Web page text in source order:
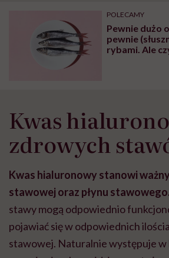
POLECAMY
Pewnie dużo
pewnie
rybami. Ale
Kwas
zdrowych
Kwas hialuronowy stanowi
stawowej oraz płynu stawowego.
stawy mogą odpowiednio
pojawiać się w odpowiednich
stawowej. Naturalnie występuje w